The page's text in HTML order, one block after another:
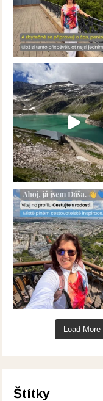
Load More
Štítky